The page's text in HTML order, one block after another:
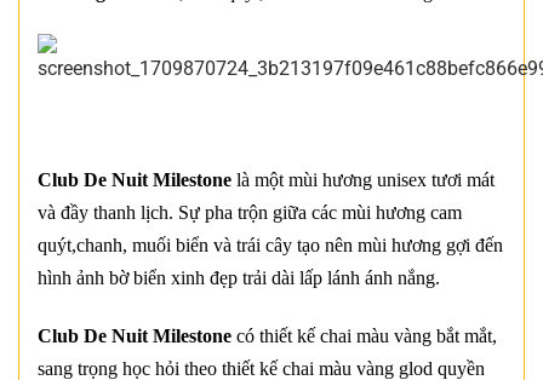
Club De Nuit Milestone là một mùi hương unisex tươi mát
và đầy thanh lịch. Sự pha trộn giữa các mùi hương cam
quýt,chanh, muối biển và trái cây tạo nên mùi hương gợi đến
hình ảnh bờ biển xinh đẹp trải dài lấp lánh ánh nắng.
Club De Nuit Milestone có thiết kế chai màu vàng bắt mắt,
sang trọng học hỏi theo thiết kế chai màu vàng glod quyền